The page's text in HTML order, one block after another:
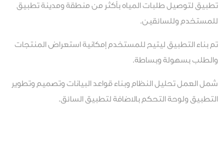
تطبيق لتوصيل طلبات المياه بأكثر من منطقة ومدينة تطبيق
للمستخدم وللسائقين.
تم بناء التطبيق ليتيح للمستخدم إمكانية استعراض المنتجات
والطلب بسهولة وبساطة.
شمل العمل تحليل النظام وبناء قواعد البيانات وتصميم وتطوير
التطبيق ولوحة التحكم بالاضافة لتطبيق السائق.